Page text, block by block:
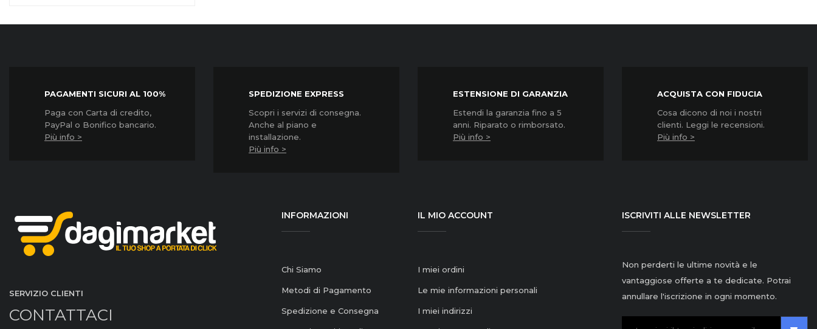
PAGAMENTI SICURI AL 100%
Paga con Carta di credito,
PayPal o Bonifico bancario.
Più info >
SPEDIZIONE EXPRESS
Scopri i servizi di consegna.
Anche al piano e
installazione.
Più info >
ESTENSIONE DI GARANZIA
Estendi la garanzia fino a 5
anni. Riparato o rimborsato.
Più info >
ACQUISTA CON FIDUCIA
Cosa dicono di noi i nostri
clienti. Leggi le recensioni.
Più info >
SERVIZIO CLIENTI
CONTATTACI
INFORMAZIONI
Chi Siamo
Metodi di Pagamento
Spedizione e Consegna
IL MIO ACCOUNT
I miei ordini
Le mie informazioni personali
I miei indirizzi
ISCRIVITI ALLE NEWSLETTER
Non perderti le ultime novità e le
vantaggiose offerte a te dedicate. Potrai
annullare l'iscrizione in ogni momento.